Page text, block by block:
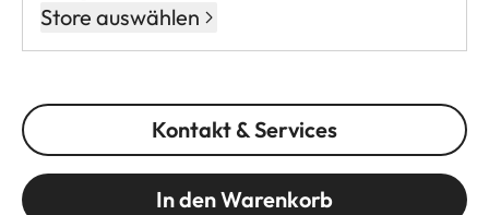
Store auswählen
Kontakt & Services
In den Warenkorb